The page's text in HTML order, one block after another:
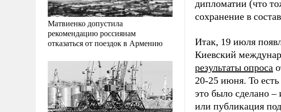
Матвиенко допустила
рекомендацию россиянам
отказаться от поездок в Армению
дипломатии (что
сохранение в
Итак, 19 июля
Киевский
результаты опроса
20-25 июня. То
это было сделано
или публикация